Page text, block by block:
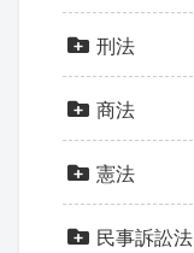
刑法
商法
憲法
民事訴訟法